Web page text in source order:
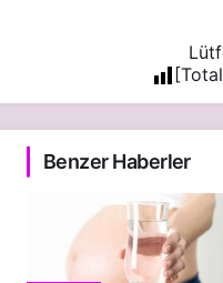
Benzer Haberler